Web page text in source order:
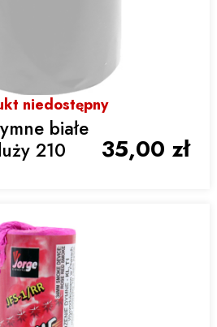
niedostępny
białe
210
35,00 zł